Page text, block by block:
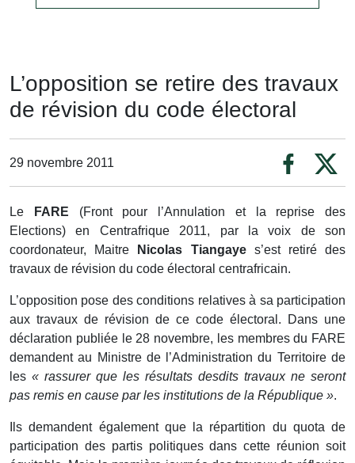
L’opposition se retire des travaux
de révision du code électoral
29 novembre 2011
Le FARE (Front pour l’Annulation et la reprise des
Elections) en Centrafrique 2011, par la voix de son
coordonateur, Maitre
Nicolas Tiangayes’est retiré des
travaux de révision du code électoral centrafricain.
L’opposition pose des conditions relatives à sa participation
aux travaux de révision de ce code électoral. Dans une
déclaration publiée le 28 novembre, les membres du FARE
demandent au Ministre de l’Administration du Territoire de
les « rassurer que les résultats desdits travaux ne seront
pas remis en cause par les institutions de la République ».
Ils demandent également que la répartition du quota de
participation des partis politiques dans cette réunion soit